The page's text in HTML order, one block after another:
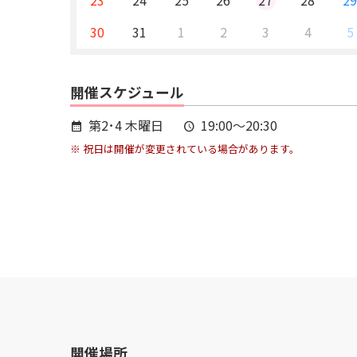
30
31 1 2 3 4 5
開催スケジュール
calendar_month 第2･4 木曜日 schedule 19:00～20:30
※ 祝日は開催が変更されている場合があります。
開催場所